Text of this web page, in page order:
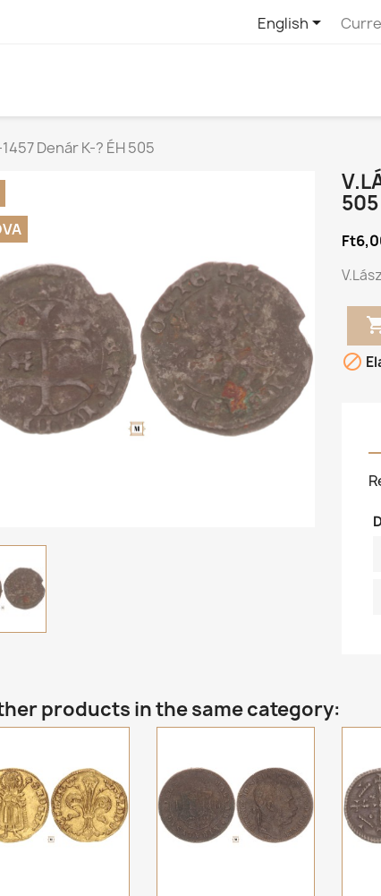
English
Denár K-? ÉH 505
505

products in the same category: